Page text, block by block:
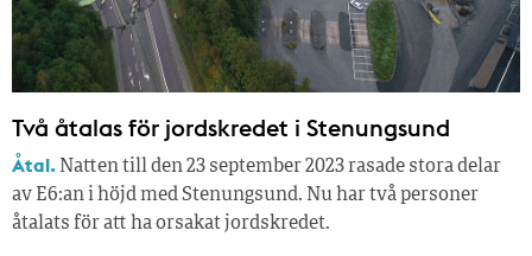
Två åtalas för jordskredet i Stenungsund
Åtal. Natten till den 23 september 2023 rasade stora delar
av E6:an i höjd med Stenungsund. Nu har två personer
åtalats för att ha orsakat jordskredet.